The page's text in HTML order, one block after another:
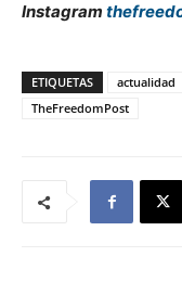
Instagram
ETIQUETAS actualidad
TheFreedomPost